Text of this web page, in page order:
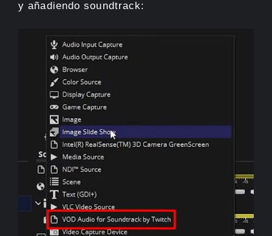
y añadiendo soundtrack: